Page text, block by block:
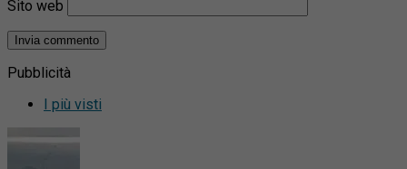
Sito web
Pubblicità
I più visti